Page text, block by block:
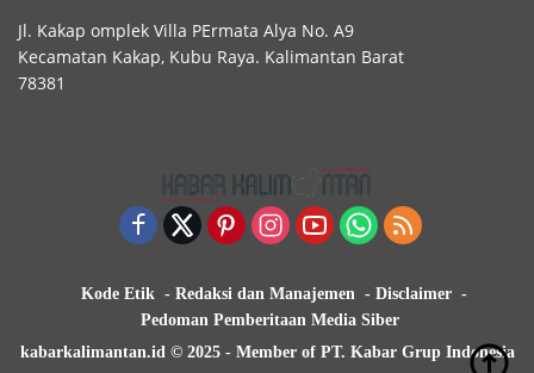
Jl. Kakap omplek Villa PErmata Alya No. A9
Kecamatan Kakap, Kubu Raya. Kalimantan Barat
78381
Kode Etik Redaksi dan Manajemen
Disclaimer
Pedoman Pemberitaan Media Siber
kabarkalimantan.id © 2025 - Member of PT. Kabar Grup Indonesia